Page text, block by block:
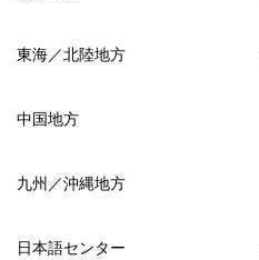
東海／北陸地方
中国地方
九州／沖縄地方
日本語センター